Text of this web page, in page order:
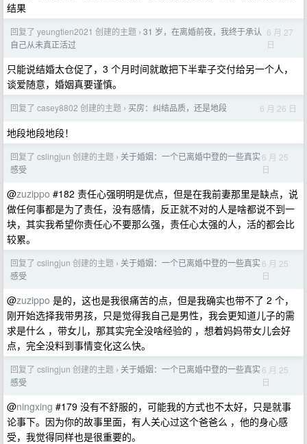
结果
回复了 yeungtien2021 创建的主题 › 31 岁，在离婚前夜，我终于承认
自己从未真正活过
6 月 27
日
只能说结婚太仓促了，3 个月时间就敢把下半辈子交付给另一个人，
谈爱随意，婚姻真要谨慎。
回复了 casey8802 创建的主题 › 买房：纠结品质，还是地段 6 月 26 日
地段地段地段！
回复了 cslingjun 创建的主题 › 关于婚姻：一个已离婚中登的一些真实
感受
6 月 25
日
@zuzippo #182 责任心强明明是优点，但是在我前妻那里是缺点，说
做任何事都是为了责任，没有感情，反正就不对的人是啥都说不到一
块，其实我希望你责任心不要那么强，责任心太强的人，活的都会比
较累。
回复了 cslingjun 创建的主题 › 关于婚姻：一个已离婚中登的一些真实
感受
6 月 25
日
@zuzippo 是的，这也是我很痛苦的点，但是我确实也带不了 2 个，
刚开始选择我带男孩，只是觉得我自己是男性，我会更知道儿子的需
求是什么 ，带女儿，那其实完全没啥经验的 ，想着妈妈带女儿会好
点，完全没料到事情变化这么快。
回复了 cslingjun 创建的主题 › 关于婚姻：一个已离婚中登的一些真实
感受
6 月 25
日
@ningxing #179 没有不舒服的，可能我的方式也不太好，只是就事
论事下。因为你的故事里面，有人关心过这个爸爸么 ，他的身心感
受，我觉得同样也是很重要的。